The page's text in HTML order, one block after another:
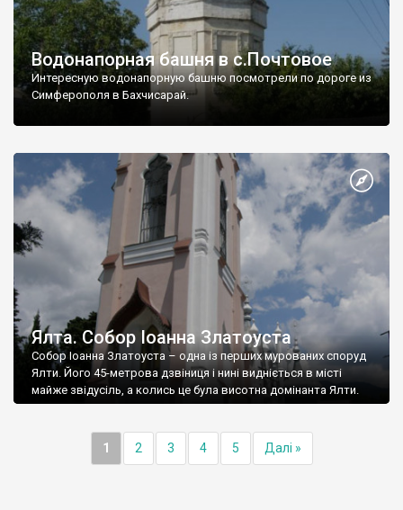
Водонапорная башня в с.Почтовое
Интересную водонапорную башню посмотрели по дороге из
Симферополя в Бахчисарай.
Ялта. Собор Іоанна Златоуста
Собор Іоанна Златоуста – одна із перших мурованих споруд
Ялти. Його 45-метрова дзвіниця і нині видніється в місті
майже звідусіль, а колись це була висотна домінанта Ялти.
1 2 3 4 5 Далі »